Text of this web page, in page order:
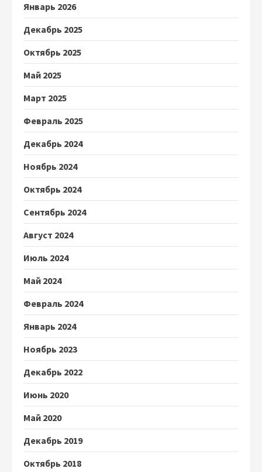
Январь 2026
Декабрь 2025
Октябрь 2025
Май 2025
Март 2025
Февраль 2025
Декабрь 2024
Ноябрь 2024
Октябрь 2024
Сентябрь 2024
Август 2024
Июль 2024
Май 2024
Февраль 2024
Январь 2024
Ноябрь 2023
Декабрь 2022
Июнь 2020
Май 2020
Декабрь 2019
Октябрь 2018